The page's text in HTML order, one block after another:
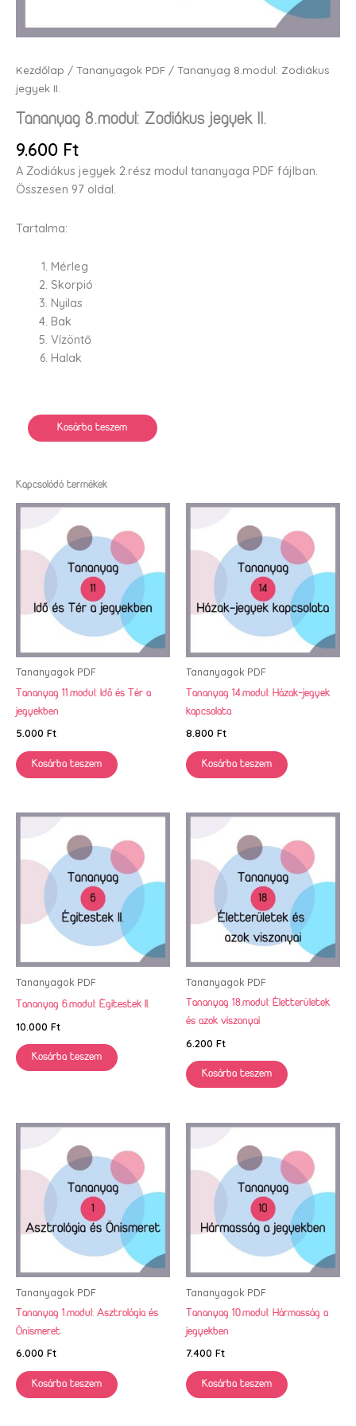
Kezdőlap / Tananyagok PDF / Tananyag 8.modul: Zodiákus
jegyek II.
Tananyag 8.modul: Zodiákus jegyek II.
9.600 Ft
A Zodiákus jegyek 2.rész modul tananyaga PDF fájlban.
Összesen 97 oldal.
Tartalma:
Mérleg
Skorpió
Nyilas
Bak
Vízöntő
Halak
Kosárba teszem
Kapcsolódó termékek
Tananyagok PDF
Tananyag 11.modul: Idő és Tér a
jegyekben
5.000 Ft
Kosárba teszem
Tananyagok PDF
Tananyag 14.modul: Házak-jegyek
kapcsolata
8.800 Ft
Kosárba teszem
Tananyagok PDF
Tananyag 6.modul: Égitestek II.
10.000 Ft
Kosárba teszem
Tananyagok PDF
Tananyag 18.modul: Életterületek
és azok viszonyai
6.200 Ft
Kosárba teszem
Tananyagok PDF
Tananyag 1.modul: Asztrológia és
Önismeret
6.000 Ft
Kosárba teszem
Tananyagok PDF
Tananyag 10.modul: Hármasság a
jegyekben
7.400 Ft
Kosárba teszem